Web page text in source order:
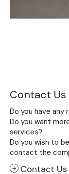
Contact Us
Do you have any
Do you want
services?
Do you wish to
contact the
Contact Us